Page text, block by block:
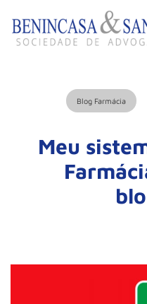
Blog Farmácia
Meu